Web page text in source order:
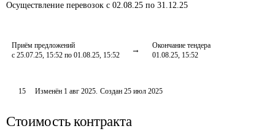
Осуществление перевозок с 02.08.25 по 31.12.25
Приём предложений
с 25.07.25, 15:52 по 01.08.25, 15:52
Окончание тендера
01.08.25, 15:52
15 Изменён 1 авг 2025. Создан 25 июл 2025
Стоимость контракта